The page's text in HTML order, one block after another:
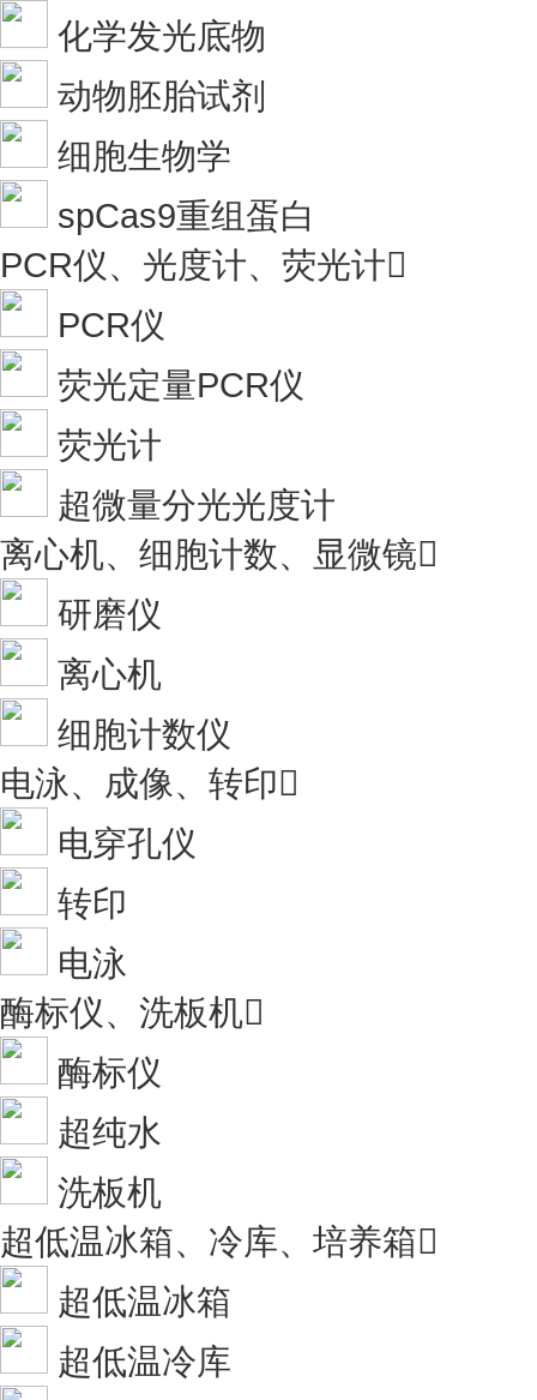
化学发光底物
动物胚胎试剂
细胞生物学
spCas9重组蛋白
PCR仪、光度计、荧光计
PCR仪
荧光定量PCR仪
荧光计
超微量分光光度计
离心机、细胞计数、显微镜
研磨仪
离心机
细胞计数仪
电泳、成像、转印
电穿孔仪
转印
电泳
酶标仪、洗板机
酶标仪
超纯水
洗板机
超低温冰箱、冷库、培养箱
超低温冰箱
超低温冷库